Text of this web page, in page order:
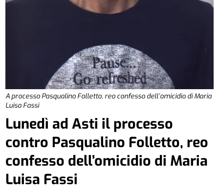
A processo Pasqualino Folletto, reo confesso dell’omicidio di Maria
Luisa Fassi
Lunedì ad Asti il processo
contro Pasqualino Folletto, reo
confesso dell’omicidio di Maria
Luisa Fassi